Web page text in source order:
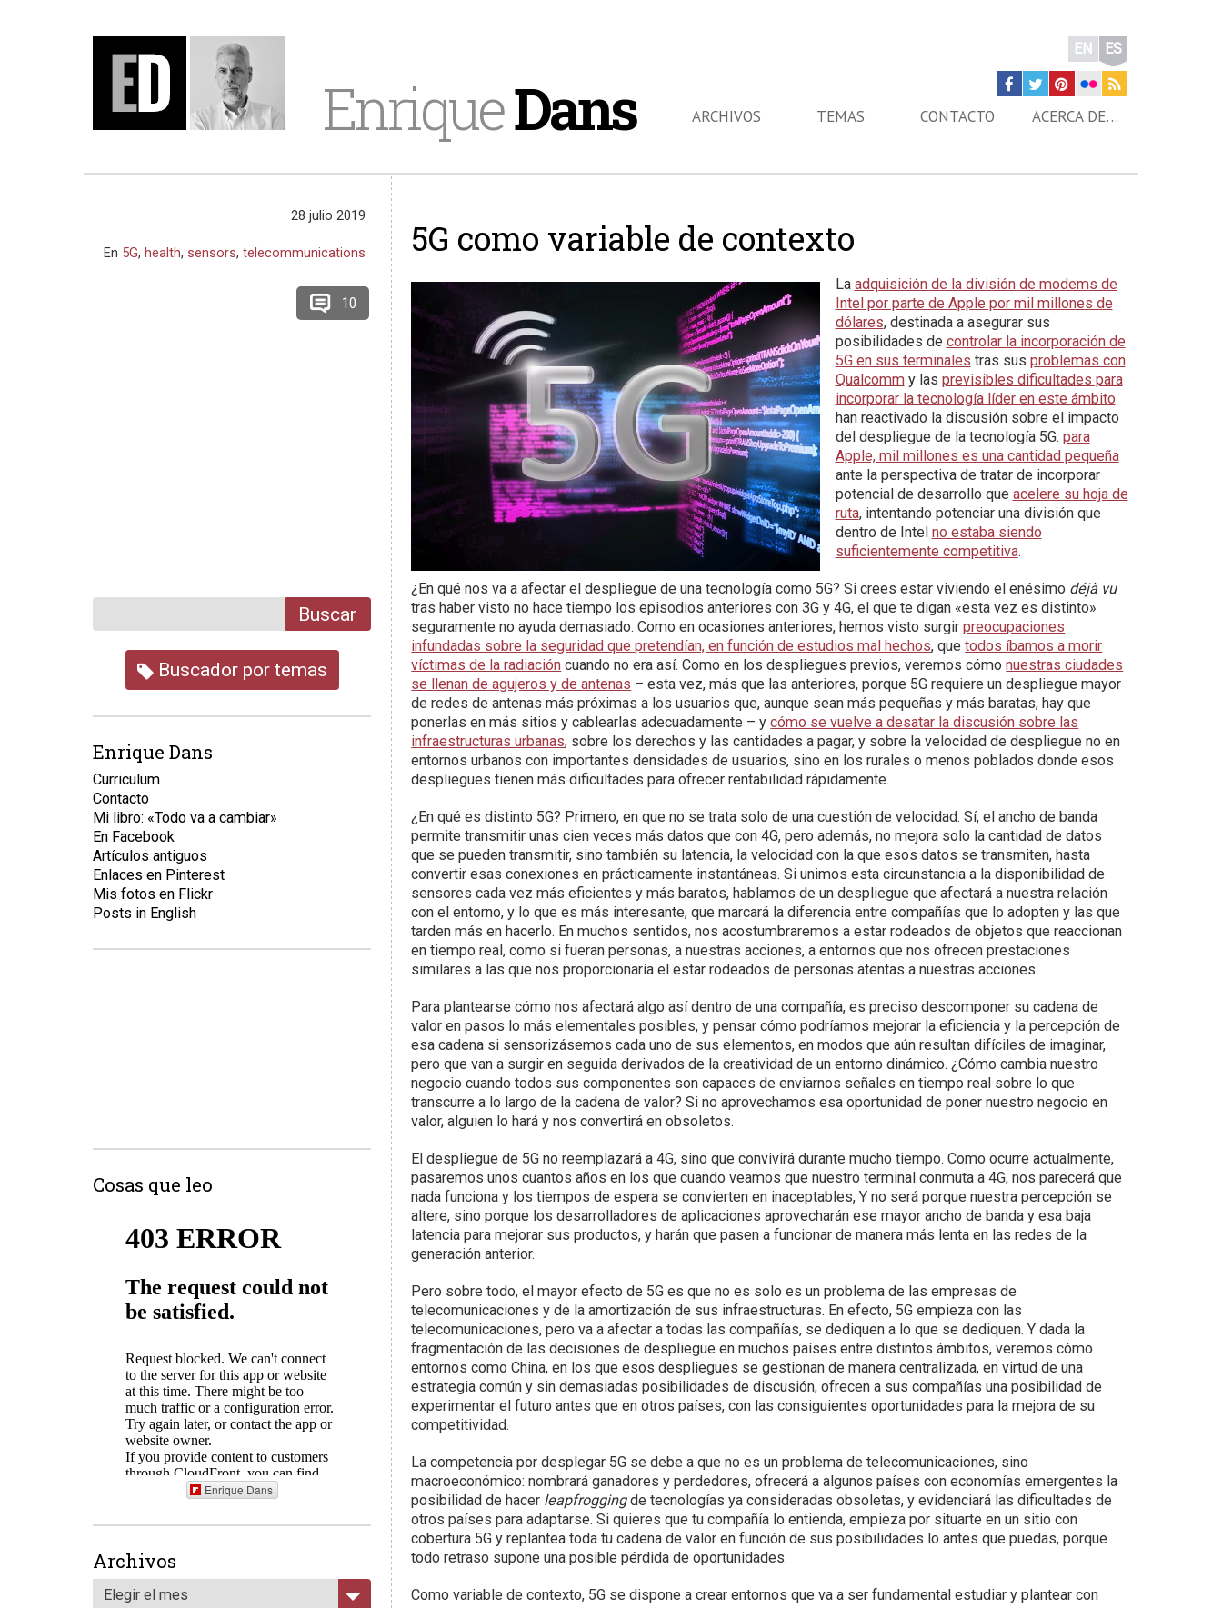
EnriqueDans
EN ES
ARCHIVOS TEMAS CONTACTO ACERCA DE…
5G como variable de contexto
La adquisición de la división de modems de
Intel por parte de Apple por mil millones de
dólares, destinada a asegurar sus
posibilidades de controlar la incorporación de
5G en sus terminales tras sus problemas con
Qualcommy las previsibles dificultades para
incorporar la tecnología líder en este ámbito
han reactivado la discusión sobre el impacto
del despliegue de la tecnología 5G: para
Apple, mil millones es una cantidad pequeña
ante la perspectiva de tratar de incorporar
potencial de desarrollo que acelere su hoja de
ruta, intentando potenciar una división que
dentro de Intel no estaba siendo
suficientemente competitiva.
¿En qué nos va a afectar el despliegue de una tecnología como 5G? Si crees estar viviendo el enésimo déjà vu
tras haber visto no hace tiempo los episodios anteriores con 3G y 4G, el que te digan «esta vez es distinto»
seguramente no ayuda demasiado. Como en ocasiones anteriores, hemos visto surgirpreocupaciones
infundadas sobre la seguridad que pretendían, en función de estudios mal hechos, quetodos íbamos a morir
víctimas de la radiación cuando no era así. Como en los despliegues previos, veremos cómonuestras ciudades
se llenan de agujeros y de antenas – esta vez, más que las anteriores, porque 5G requiere un despliegue mayor
de redes de antenas más próximas a los usuarios que, aunque sean más pequeñas y más baratas, hay que
ponerlas en más sitios y cablearlas adecuadamente – ycómo se vuelve a desatar la discusión sobre las
infraestructuras urbanas, sobre los derechos y las cantidades a pagar, y sobre la velocidad de despliegue no en
entornos urbanos con importantes densidades de usuarios, sino en los rurales o menos poblados donde esos
despliegues tienen más dificultades para ofrecer rentabilidad rápidamente.
¿En qué es distinto 5G? Primero, en que no se trata solo de una cuestión de velocidad. Sí, el ancho de banda
permite transmitir unas cien veces más datos que con 4G, pero además, no mejora solo la cantidad de datos
que se pueden transmitir, sino también su latencia, la velocidad con la que esos datos se transmiten, hasta
convertir esas conexiones en prácticamente instantáneas. Si unimos esta circunstancia a la disponibilidad de
sensores cada vez más eficientes y más baratos, hablamos de un despliegue que afectará a nuestra relación
con el entorno, y lo que es más interesante, que marcará la diferencia entre compañías que lo adopten y las que
tarden más en hacerlo. En muchos sentidos, nos acostumbraremos a estar rodeados de objetos que reaccionan
en tiempo real, como si fueran personas, a nuestras acciones, a entornos que nos ofrecen prestaciones
similares a las que nos proporcionaría el estar rodeados de personas atentas a nuestras acciones.
Para plantearse cómo nos afectará algo así dentro de una compañía, es preciso descomponer su cadena de
valor en pasos lo más elementales posibles, y pensar cómo podríamos mejorar la eficiencia y la percepción de
esa cadena si sensorizásemos cada uno de sus elementos, en modos que aún resultan difíciles de imaginar,
pero que van a surgir en seguida derivados de la creatividad de un entorno dinámico. ¿Cómo cambia nuestro
negocio cuando todos sus componentes son capaces de enviarnos señales en tiempo real sobre lo que
transcurre a lo largo de la cadena de valor? Si no aprovechamos esa oportunidad de poner nuestro negocio en
valor, alguien lo hará y nos convertirá en obsoletos.
El despliegue de 5G no reemplazará a 4G, sino que convivirá durante mucho tiempo. Como ocurre actualmente,
pasaremos unos cuantos años en los que cuando veamos que nuestro terminal conmuta a 4G, nos parecerá que
nada funciona y los tiempos de espera se convierten en inaceptables, Y no será porque nuestra percepción se
altere, sino porque los desarrolladores de aplicaciones aprovecharán ese mayor ancho de banda y esa baja
latencia para mejorar sus productos, y harán que pasen a funcionar de manera más lenta en las redes de la
generación anterior.
Pero sobre todo, el mayor efecto de 5G es que no es solo es un problema de las empresas de
telecomunicaciones y de la amortización de sus infraestructuras. En efecto, 5G empieza con las
telecomunicaciones, pero va a afectar a todas las compañías, se dediquen a lo que se dediquen. Y dada la
fragmentación de las decisiones de despliegue en muchos países entre distintos ámbitos, veremos cómo
entornos como China, en los que esos despliegues se gestionan de manera centralizada, en virtud de una
estrategia común y sin demasiadas posibilidades de discusión, ofrecen a sus compañías una posibilidad de
experimentar el futuro antes que en otros países, con las consiguientes oportunidades para la mejora de su
competitividad.
La competencia por desplegar 5G se debe a que no es un problema de telecomunicaciones, sino
macroeconómico: nombrará ganadores y perdedores, ofrecerá a algunos países con economías emergentes la
posibilidad de hacer leapfroggingde tecnologías ya consideradas obsoletas, y evidenciará las dificultades de
otros países para adaptarse. Si quieres que tu compañía lo entienda, empieza por situarte en un sitio con
cobertura 5G y replantea toda tu cadena de valor en función de sus posibilidades lo antes que puedas, porque
todo retraso supone una posible pérdida de oportunidades.
Como variable de contexto, 5G se dispone a crear entornos que va a ser fundamental estudiar y plantear con
28 julio 2019
En 5G,health, sensors,telecommunications
10
Buscar
Buscador por temas
Enrique Dans
Curriculum
Contacto
Mi libro: «Todo va a cambiar»
En Facebook
Artículos antiguos
Enlaces en Pinterest
Mis fotos en Flickr
Posts in English
Cosas que leo
Enrique Dans
Archivos
Elegir el mes